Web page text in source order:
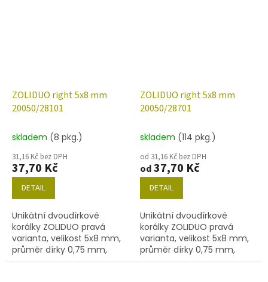
ZOLIDUO right 5x8 mm
20050/28101
skladem (8 pkg.)
31,16 Kč bez DPH
37,70 Kč
DETAIL
Unikátní dvoudírkové
korálky ZOLIDUO pravá
varianta, velikost 5x8 mm,
průměr dírky 0,75 mm,
obsah balení 20 ks nebo
ZOLIDUO right 5x8 mm
20050/28701
skladem (114 pkg.)
od 31,16 Kč bez DPH
od37,70 Kč
DETAIL
Unikátní dvoudírkové
korálky ZOLIDUO pravá
varianta, velikost 5x8 mm,
průměr dírky 0,75 mm,
obsah balení 20 ks nebo